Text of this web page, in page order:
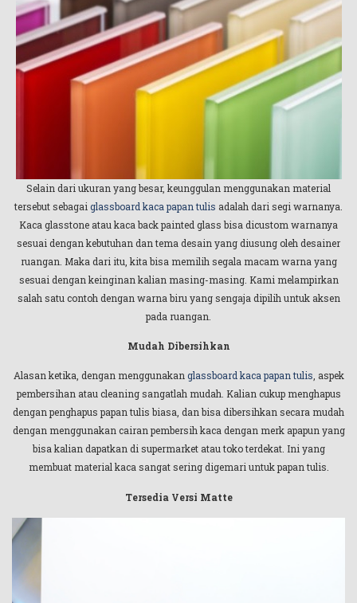
Selain dari ukuran yang besar, keunggulan menggunakan material
tersebut sebagai glassboard kaca papan tulis adalah dari segi warnanya.
Kaca glasstone atau kaca back painted glass bisa dicustom warnanya
sesuai dengan kebutuhan dan tema desain yang diusung oleh desainer
ruangan. Maka dari itu, kita bisa memilih segala macam warna yang
sesuai dengan keinginan kalian masing-masing. Kami melampirkan
salah satu contoh dengan warna biru yang sengaja dipilih untuk aksen
pada ruangan.
Mudah Dibersihkan
Alasan ketika, dengan menggunakanglassboard kaca papan tulis, aspek
pembersihan atau cleaning sangatlah mudah. Kalian cukup menghapus
dengan penghapus papan tulis biasa, dan bisa dibersihkan secara mudah
dengan menggunakan cairan pembersih kaca dengan merk apapun yang
bisa kalian dapatkan di supermarket atau toko terdekat. Ini yang
membuat material kaca sangat sering digemari untuk papan tulis.
Tersedia Versi Matte